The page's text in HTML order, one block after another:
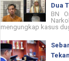
Dua
BN
mengungkap kasus